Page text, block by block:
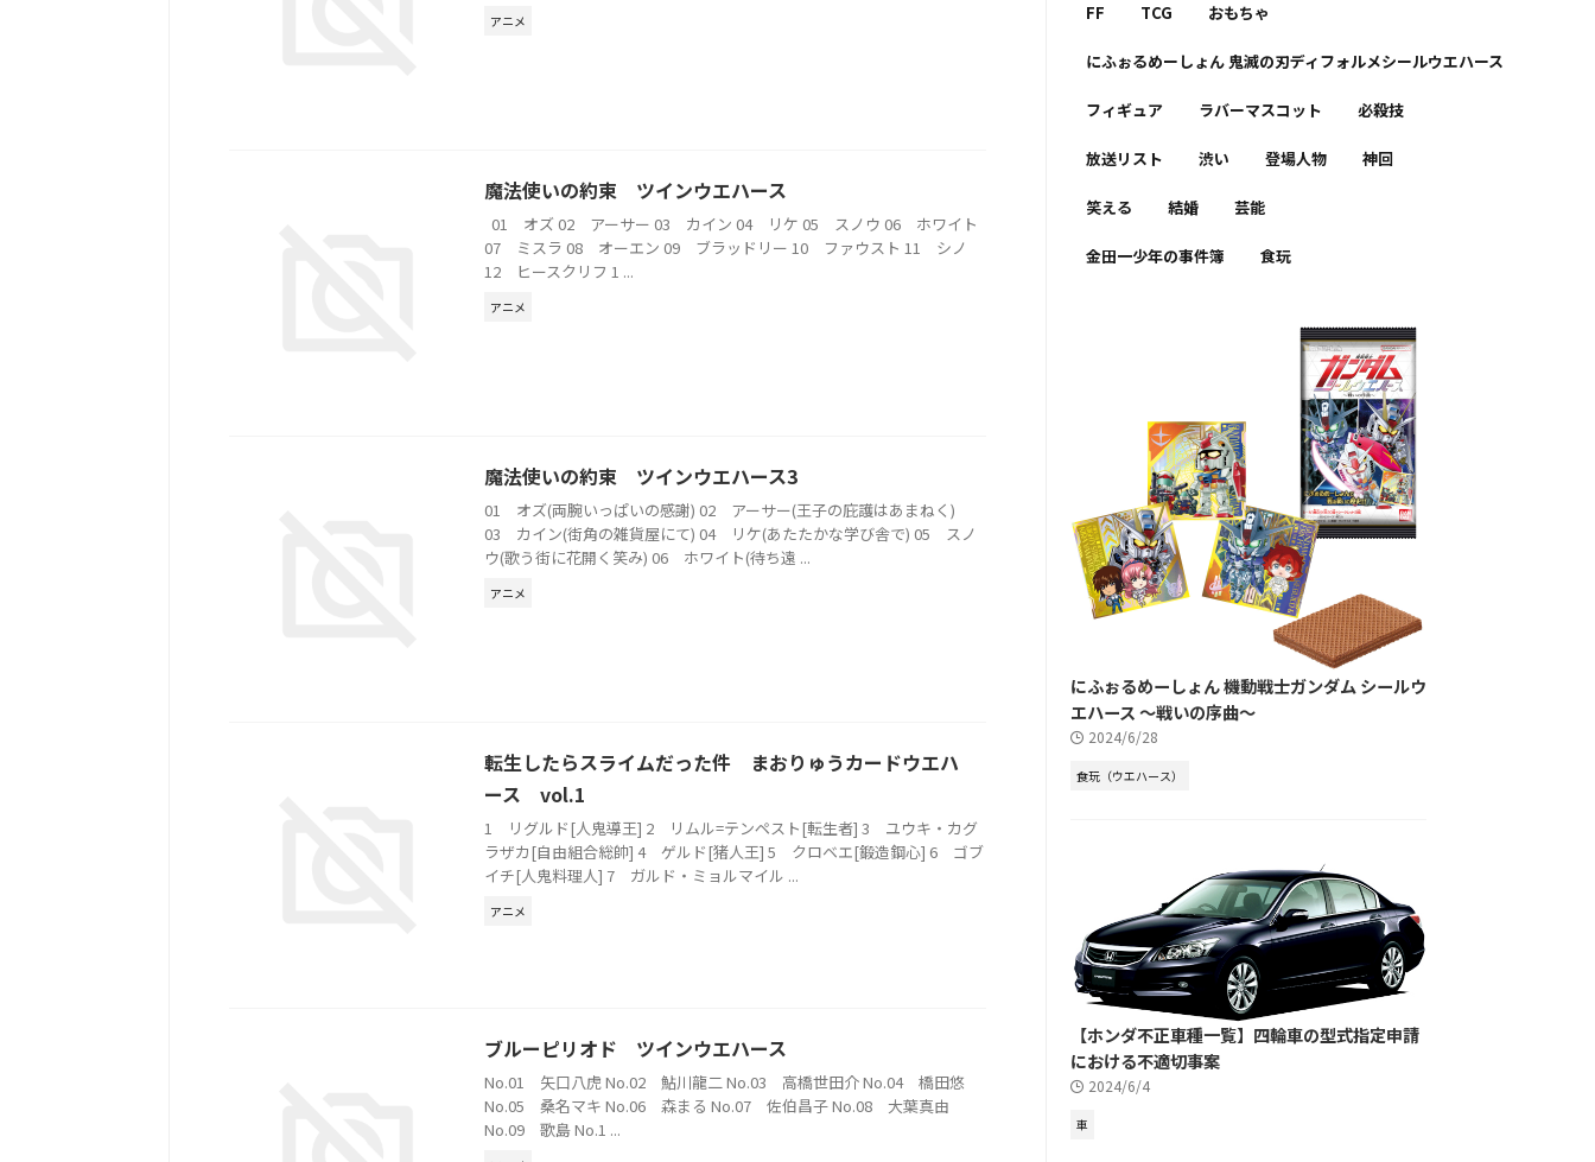
アニメ
魔法使いの約束 ツインウエハース
01 オズ 02 アーサー 03 カイン 04 リケ 05 スノウ 06 ホワイト
07 ミスラ 08 オーエン 09 ブラッドリー 10 ファウスト 11 シノ
12 ヒースクリフ 1 ...
アニメ
魔法使いの約束 ツインウエハース3
01 オズ(両腕いっぱいの感謝) 02 アーサー(王子の庇護はあまねく)
03 カイン(街角の雑貨屋にて) 04 リケ(あたたかな学び舎で) 05 スノ
ウ(歌う街に花開く笑み) 06 ホワイト(待ち遠 ...
アニメ
転生したらスライムだった件 まおりゅうカードウエハ
ース vol.1
1 リグルド[人鬼導王] 2 リムル=テンペスト[転生者] 3 ユウキ・カグ
ラザカ[自由組合総帥] 4 ゲルド[猪人王] 5 クロベエ[鍛造鋼心] 6 ゴブ
イチ[人鬼料理人] 7 ガルド・ミョルマイル ...
アニメ
ブルーピリオド ツインウエハース
No.01 矢口八虎 No.02 鮎川龍二 No.03 高橋世田介 No.04 橋田悠
No.05 桑名マキ No.06 森まる No.07 佐伯昌子 No.08 大葉真由
No.09 歌島 No.1 ...
FF TCG おもちゃ
にふぉるめーしょん 鬼滅の刃ディフォルメシールウエハース
フィギュア ラバーマスコット 必殺技
放送リスト 渋い 登場人物 神回
笑える 結婚 芸能
金田一少年の事件簿 食玩
にふぉるめーしょん 機動戦士ガンダム シールウ
エハース ～戦いの序曲～
2024/6/28
食玩（ウエハース）
【ホンダ不正車種一覧】四輪車の型式指定申請
における不適切事案
2024/6/4
車